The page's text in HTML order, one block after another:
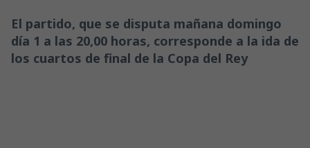
El partido, que se disputa mañana domingo
día 1 a las 20,00 horas, corresponde a la ida de
los cuartos de final de la Copa del Rey